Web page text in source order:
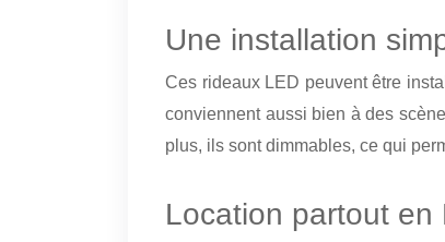
Une installation
Ces rideaux LED peuvent être
conviennent aussi bien à des
plus, ils sont dimmables, ce qui
Location partout en